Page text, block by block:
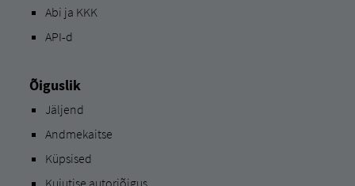
Abi ja KKK
API-d
Õiguslik
Jäljend
Andmekaitse
Küpsised